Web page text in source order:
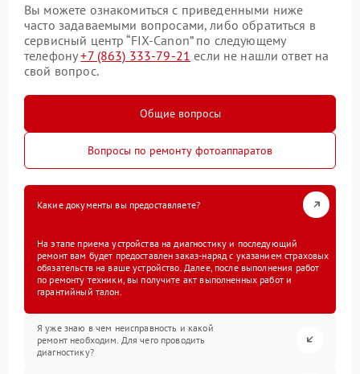
Вы можете ознакомиться с приведенными ниже
часто задаваемыми вопросами, либо обратиться в
сервисный центр “FIX-Canon” по следующему
телефону+7 (863) 333-79-21 если не нашли ответ на
свой вопрос.
Общие вопросы
Вопросы по ремонту фотоаппаратов
Какие документы вы предоставляете?
На этапе приема устройства на диагностику и последующий
ремонт вам будет предоставлен заказ-наряд с указанием страховых
обязательств на ваше устройство. Далее, после выполнения работ
по ремонту техники, вы получите акт выполненных работ и
гарантийный талон.
Я уже знаю в чем неисправность и какой
ремонт необходим. Для чего проводить
диагностику?